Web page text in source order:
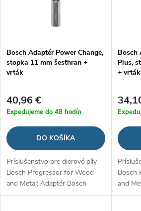
p
o
d
u
k
p
r
o
d
u
k
t
Bosch Adaptér Power Change,
stopka 11 mm šesťhran +
vrták
40,96 €
Expedujeme do 48 hodín
DO KOŠÍKA
Príslušenstvo pre dierové píly
Bosch Progressor for Wood
and Metal: Adaptér Bosch
Power Change Heavy Duty s
Bosch
Plus,
+
Bosch
and
Power